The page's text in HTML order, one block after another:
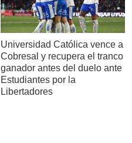
Universidad Católica vence a
Cobresal y recupera el tranco
ganador antes del duelo ante
Estudiantes por la
Libertadores